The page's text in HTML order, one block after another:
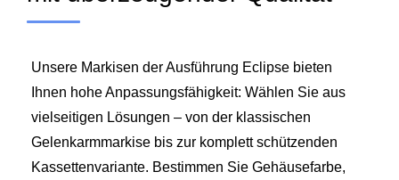
Unsere Markisen der Ausführung Eclipse bieten
Ihnen hohe Anpassungsfähigkeit: Wählen Sie aus
vielseitigen Lösungen – von der klassischen
Gelenkarmmarkise bis zur komplett schützenden
Kassettenvariante. Bestimmen Sie Gehäusefarbe,